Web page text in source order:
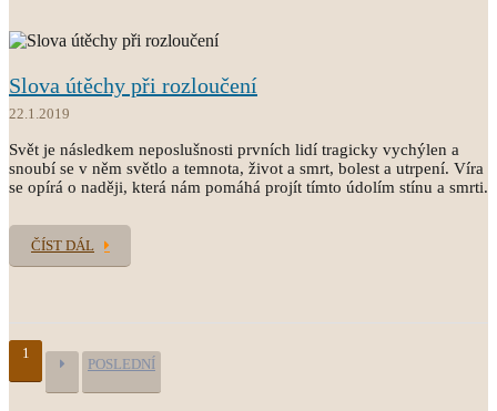
Slova útěchy při rozloučení
22.1.2019
Svět je následkem neposlušnosti prvních lidí tragicky vychýlen a
snoubí se v něm světlo a temnota, život a smrt, bolest a utrpení. Víra
se opírá o naději, která nám pomáhá projít tímto údolím stínu a smrti.
ČÍST DÁL
1
POSLEDNÍ